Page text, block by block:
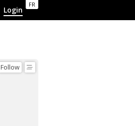
FR
Login
Follow